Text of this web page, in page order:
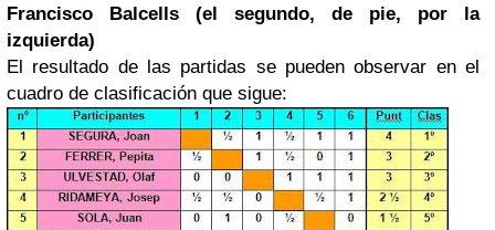
Francisco Balcells (el segundo, de pie, por la
izquierda)
El resultado de las partidas se pueden observar en el
cuadro de clasificación que sigue: